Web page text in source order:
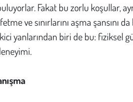
Fakat bu zorlu koşullar,
ve sınırlarını aşma şansını
yanlarından biri de bu: fiziksel